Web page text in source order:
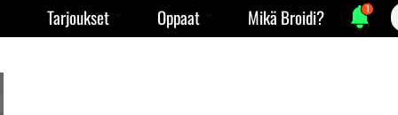
Tarjoukset Oppaat Mikä Broidi? 1